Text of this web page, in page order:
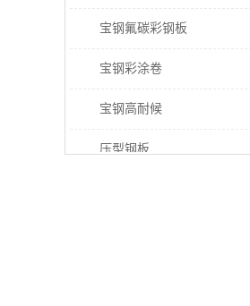
宝钢氟碳彩钢板
宝钢彩涂卷
宝钢高耐候
压型钢板